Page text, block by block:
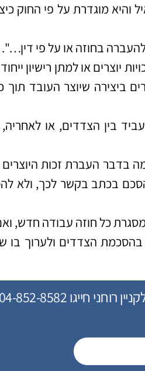
והיא מוגדרת על פי החוק
זכויות יוצרים או למתן רישיון
ביצירה שיוצר העובד תוך
בין הצדדים, או
בדבר העברת זכות
בכתב בקשר לכך, ולא
כל חוזה עבודה חדש,
הצדדים ולערוך בו
חייגו 04-852-8582